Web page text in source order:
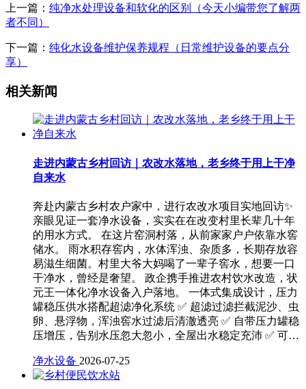
上一篇： 纯净水处理设备和软化的区别（今天小编带您了解两
者不同）
下一篇： 纯化水设备维护保养规程（日常维护设备的要点分
享）
相关新闻
走进内蒙古乡村回访｜农改水落地，老乡终于用上干净
自来水
奔赴内蒙古乡村农户家中，进行农改水项目实地回访✨
亲眼见证一套净水设备，实实在在改变村里长辈几十年
的用水方式。 在这片窑洞村落，从前家家户户依靠水窖
储水。 雨水积存窖内，水体浑浊、杂质多，长期存放容
易滋生细菌。村里大爷大妈喝了一辈子窖水，想要一口
干净水，曾经是奢望。 政企携手推进农村饮水改造，状
元王一体化净水设备入户落地。 一体式集成设计，压力
罐稳压供水搭配超滤净化系统 ✅ 超滤过滤拦截泥沙、虫
卵、悬浮物，浑浊窖水过滤后清澈透亮 ✅ 自带压力罐稳
压增压，告别水压忽大忽小，全屋出水稳定充沛 ✅ 可…
净水设备 2026-07-25